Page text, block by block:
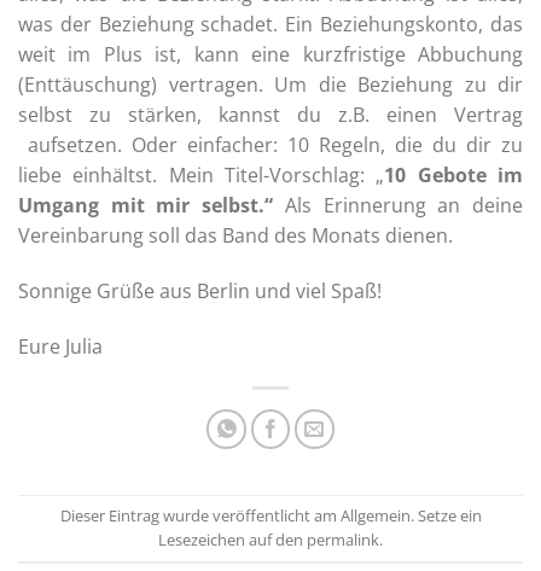
was der Beziehung schadet. Ein Beziehungskonto, das
weit im Plus ist, kann eine kurzfristige Abbuchung
(Enttäuschung) vertragen. Um die Beziehung zu dir
selbst zu stärken, kannst du z.B. einen Vertrag
aufsetzen. Oder einfacher: 10 Regeln, die du dir zu
liebe einhältst. Mein Titel-Vorschlag: „10 Gebote im
Umgang mit mir selbst.“ Als Erinnerung an deine
Vereinbarung soll das Band des Monats dienen.
Sonnige Grüße aus Berlin und viel Spaß!
Eure Julia
Dieser Eintrag wurde veröffentlicht am Allgemein. Setze ein
Lesezeichen auf den permalink.